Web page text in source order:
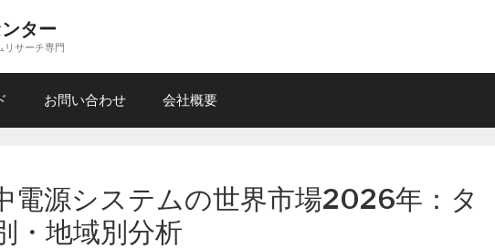
ター
サーチ専門
お問い合わせ 会社概要
電源システムの世界市場2026年：タ
・地域別分析